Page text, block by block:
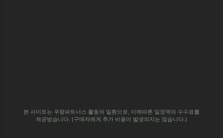
본 사이트는 쿠팡파트너스 활동의 일환으로,
이에따른 일정액의 수수료를
제공받습니다. (구매자에게 추가 비용이 발생되지는 않습니다.)